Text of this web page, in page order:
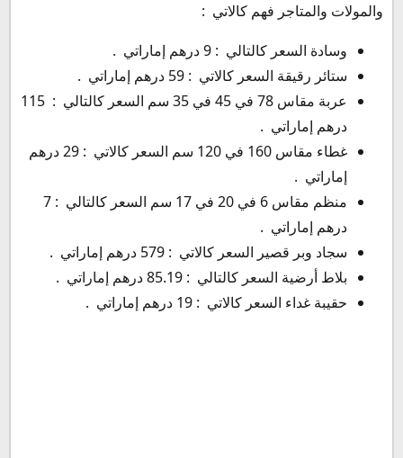
والمولات والمتاجر فهم كالاتي :
وسادة السعر كالتالي : 9 درهم إماراتي .
ستائر رقيقة السعر كالاتي : 59 درهم إماراتي .
عربة مقاس 78 في 45 في 35 سم السعر كالتالي : 115
درهم إماراتي .
غطاء مقاس 160 في 120 سم السعر كالاتي : 29 درهم
إماراتي .
منظم مقاس 6 في 20 في 17 سم السعر كالتالي : 7
درهم إماراتي .
سجاد وبر قصير السعر كالاتي : 579 درهم إماراتي .
بلاط أرضية السعر كالتالي : 85.19 درهم إماراتي .
حقيبة غداء السعر كالاتي : 19 درهم إماراتي .